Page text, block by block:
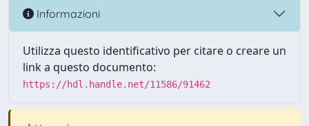
Informazioni
Utilizza questo identificativo per citare o creare un
link a questo documento:
https://hdl.handle.net/11586/91462